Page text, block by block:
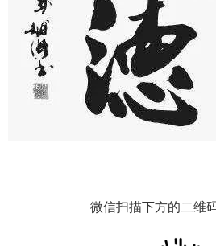
微信扫描下方的二维